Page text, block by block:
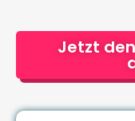
Jetzt